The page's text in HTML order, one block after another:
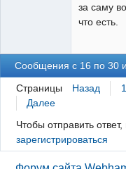
за саму
что есть.
Сообщения с 16 по 30
Страницы Назад 1
Далее
Чтобы отправить
зарегистрироваться